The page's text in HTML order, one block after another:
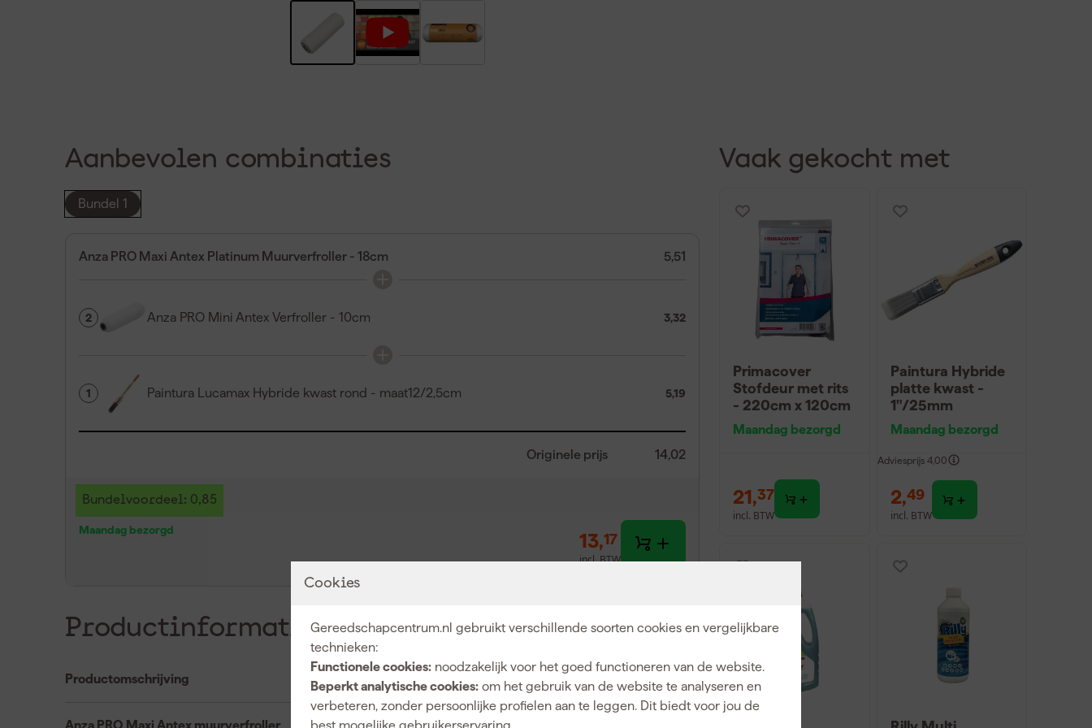
Cookies
Gereedschapcentrum.nl gebruikt verschillende soorten cookies en vergelijkbare
technieken:
Functionele cookies: noodzakelijk voor het goed functioneren van de website.
Beperkt analytische cookies: om het gebruik van de website te analyseren en
verbeteren, zonder persoonlijke profielen aan te leggen. Dit biedt voor jou de
best mogelijke gebruikerservaring.
Aanbevolen combinaties
Bundel 1
Anza PRO Maxi Antex Platinum Muurverfroller - 18cm 5,51
2 Anza PRO Mini Antex Verfroller - 10cm 3,32
1 Paintura Lucamax Hybride kwast rond - maat12/2,5cm 5,19
Originele prijs 14,02
Bundelvoordeel: 0,85
Maandag bezorgd
13,17
incl. BTW
Productinformatie
Productomschrijving
Vaak gekocht met
Primacover
Stofdeur met rits
- 220cm x 120cm
Maandag bezorgd
21,37
incl. BTW
Paintura Hybride
platte kwast -
1"/25mm
Maandag bezorgd
Adviesprijs 4,00
2,49
incl. BTW